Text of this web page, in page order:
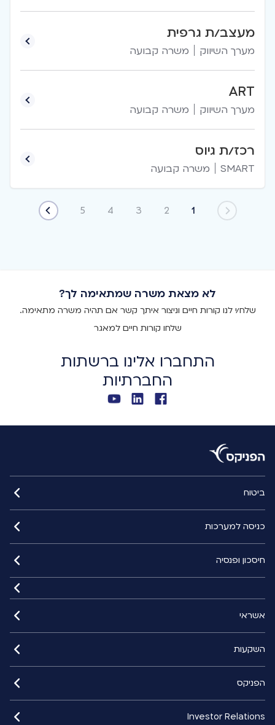
מעצב/ת גרפית
מערך השיווק משרה קבועה
ART
מערך השיווק משרה קבועה
רכז/ת גיוס
SMART משרה קבועה
הקודם 1
2
3
4
5 הבא
לא מצאת משרה שמתאימה לך?
שלח/י לנו קורות חיים וניצור איתך קשר אם תהיה משרה מתאימה.
שלחו קורות חיים למאגר
התחברו אלינו ברשתות
החברתיות
ביטוח
כניסה למערכות
חיסכון ופנסיה
אשראי
השקעות
הפניקס
Investor Relations